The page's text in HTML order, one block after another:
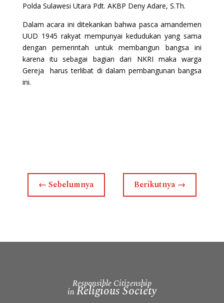
Polda Sulawesi Utara Pdt. AKBP Deny Adare, S.Th.
Dalam acara ini ditekankan bahwa pasca amandemen
UUD 1945 rakyat mempunyai kedudukan yang sama
dengan pemerintah untuk membangun bangsa ini
karena itu sebagai bagian dari NKRI maka warga
Gereja harus terlibat di dalam pembangunan bangsa
ini.
← Sebelumnya Berikutnya →
Responsible Citizenship
in Religious Society